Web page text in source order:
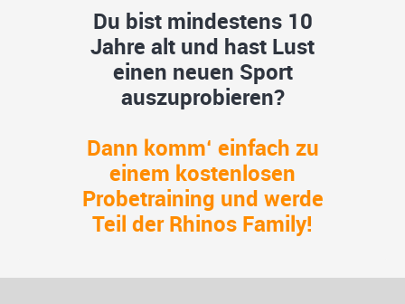
Du bist mindestens 10
Jahre alt und hast Lust
einen neuen Sport
auszuprobieren?
Dann komm‘ einfach zu
einem kostenlosen
Probetraining und werde
Teil der Rhinos Family!